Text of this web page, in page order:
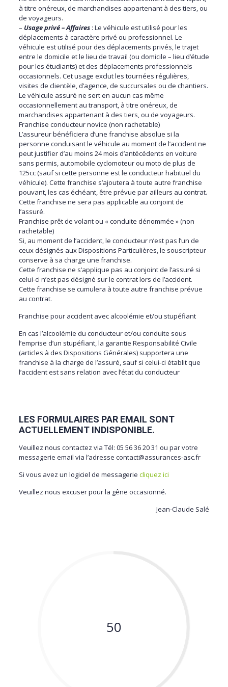
à titre onéreux, de marchandises appartenant à des tiers, ou
de voyageurs.
– Usage privé – Affaires: Le véhicule est utilisé pour les
déplacements à caractère privé ou professionnel. Le
véhicule est utilisé pour des déplacements privés, le trajet
entre le domicile et le lieu de travail (ou domicile – lieu d’étude
pour les étudiants) et des déplacements professionnels
occasionnels. Cet usage exclut les tournées régulières,
visites de clientèle, d’agence, de succursales ou de chantiers.
Le véhicule assuré ne sert en aucun cas même
occasionnellement au transport, à titre onéreux, de
marchandises appartenant à des tiers, ou de voyageurs.
Franchise conducteur novice (non rachetable)
L’assureur bénéficiera d’une franchise absolue si la
personne conduisant le véhicule au moment de l’accident ne
peut justifier d’au moins 24 mois d’antécédents en voiture
sans permis, automobile cyclomoteur ou moto de plus de
125cc (sauf si cette personne est le conducteur habituel du
véhicule). Cette franchise s’ajoutera à toute autre franchise
pouvant, les cas échéant, être prévue par ailleurs au contrat.
Cette franchise ne sera pas applicable au conjoint de
l’assuré.
Franchise prêt de volant ou « conduite dénommée » (non
rachetable)
Si, au moment de l’accident, le conducteur n’est pas l’un de
ceux désignés aux Dispositions Particulières, le souscripteur
conserve à sa charge une franchise.
Cette franchise ne s’applique pas au conjoint de l’assuré si
celui-ci n’est pas désigné sur le contrat lors de l’accident.
Cette franchise se cumulera à toute autre franchise prévue
au contrat.
Franchise pour accident avec alcoolémie et/ou stupéfiant
En cas l’alcoolémie du conducteur et/ou conduite sous
l’emprise d’un stupéfiant, la garantie Responsabilité Civile
(articles à des Dispositions Générales) supportera une
franchise à la charge de l’assuré, sauf si celui-ci établit que
l’accident est sans relation avec l’état du conducteur
LES FORMULAIRES PAR EMAIL SONT
ACTUELLEMENT INDISPONIBLE.
Veuillez nous contactez via Tél: 05 56 36 20 31 ou par votre
messagerie email via l’adresse contact@assurances-asc.fr
Si vous avez un logiciel de messagerie cliquez ici
Veuillez nous excuser pour la gêne occasionné.
Jean-Claude Salé
50